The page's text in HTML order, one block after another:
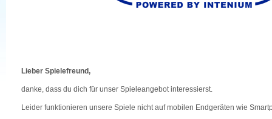
Lieber Spielefreund,
danke, dass du dich für unser Spieleangebot interessierst.
Leider funktionieren unsere Spiele nicht auf mobilen Endgeräten wie